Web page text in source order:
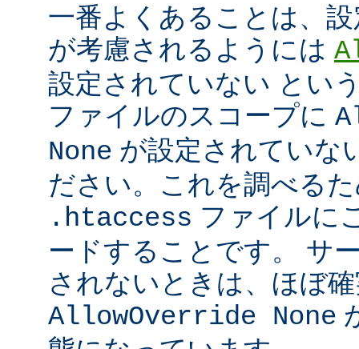
一番よくあることは、
が考慮されるようには
設定されていない とい
ファイルのスコープに
None が設定されていな
ださい。これを調べる
.htaccess ファイルに
ードすることです。 サ
されないときは、ほぼ
AllowOverride None